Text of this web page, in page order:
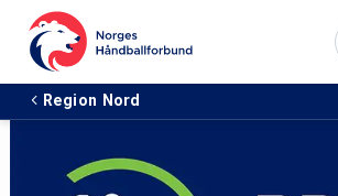
Region Nord